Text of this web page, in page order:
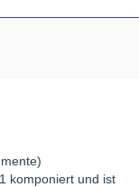
komponiert und ist